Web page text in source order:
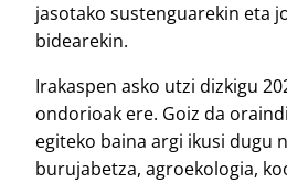
jasotako sustenguarekin eta
bidearekin.
Irakaspen asko utzi dizkigu
ondorioak ere. Goiz da
egiteko baina argi ikusi dugu
burujabetza, agroekologia,